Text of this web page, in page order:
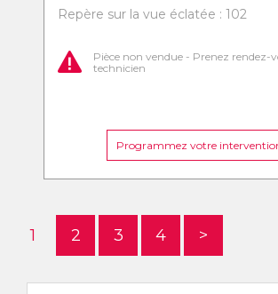
Repère sur la vue éclatée : 102
Pièce non vendue - Prenez rendez-
technicien
Programmez votre
1 2 3 4 >